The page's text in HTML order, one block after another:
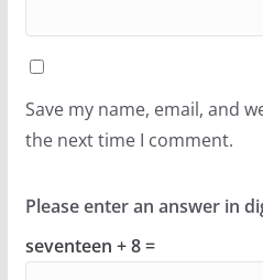
Save my name, email, and
the next time I comment.
Please enter an answer in
seventeen + 8 =